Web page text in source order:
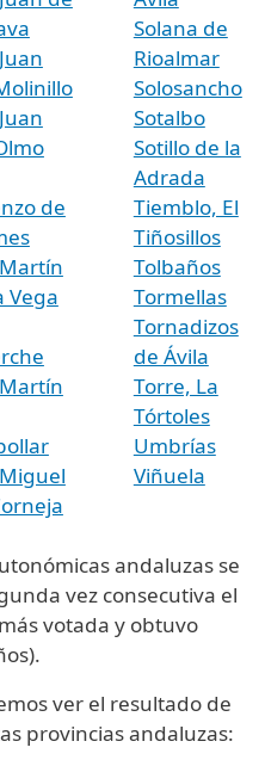
de
Vega
Solana de
Rioalmar
Solosancho
Sotalbo
Sotillo de la
Adrada
Tiemblo, El
Tiñosillos
Tolbaños
Tormellas
Tornadizos
de Ávila
Torre, La
Tórtoles
Umbrías
Viñuela
andaluzas se
vez consecutiva el
votada y obtuvo
ver el resultado de
provincias andaluzas: